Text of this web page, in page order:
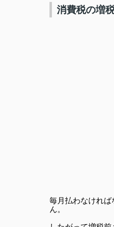
消費税の増
毎月払わなけれ
ん。